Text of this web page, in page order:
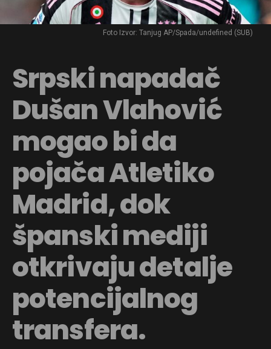
Foto Izvor: Tanjug AP/Spada/undefined (SUB)
Srpski napadač
Dušan Vlahović
mogao bi da
pojača Atletiko
Madrid, dok
španski mediji
otkrivaju detalje
potencijalnog
transfera.